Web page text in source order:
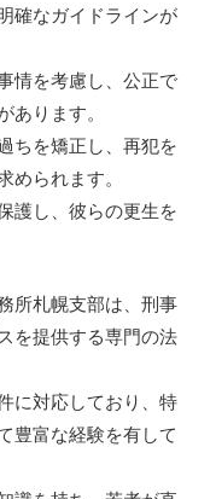
確なガイドラインが
情を考慮し、公正で
ります。
ちを矯正し、再犯を
られます。
護し、彼らの更生を
所札幌支部は、刑事
を提供する専門の法
に対応しており、特
豊富な経験を有して